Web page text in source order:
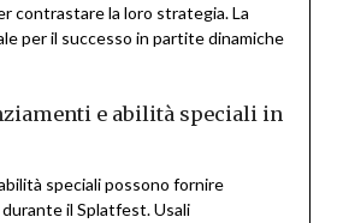
contrastare la loro strategia. La
per il successo in partite dinamiche
e abilità speciali in
speciali possono fornire
il Splatfest. Usali